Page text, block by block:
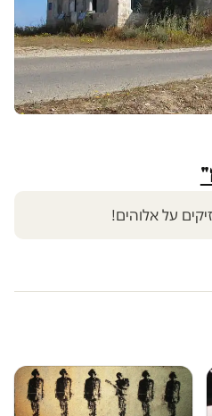
על אלוהים!